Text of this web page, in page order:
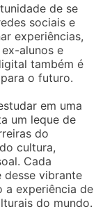
de se
sociais e
experiências,
alunos e
também é
o futuro.
em uma
um leque de
do
cultura,
Cada
vibrante
a experiência de
do mundo.